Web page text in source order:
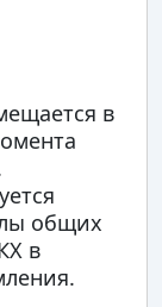
в
общих
в